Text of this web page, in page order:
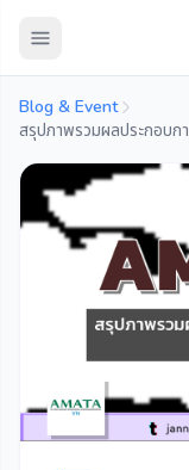
Blog & Event
สรุปภาพรวมผลประกอบก